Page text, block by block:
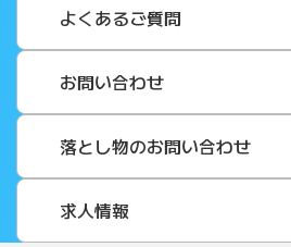
よくあるご質問
お問い合わせ
落とし物のお問い合わせ
求人情報